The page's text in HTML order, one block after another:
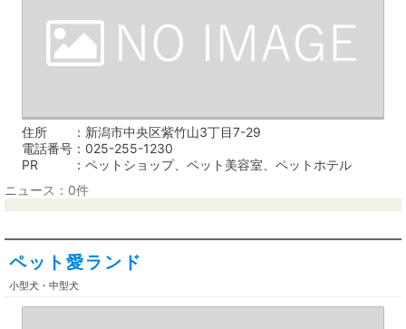
住所
新潟市中央区紫竹山3丁目7-29
電話番号
025-255-1230
PR
ペットショップ、ペット美容室、ペットホテル
ニュース：0件
ペット愛ランド
小型犬・中型犬